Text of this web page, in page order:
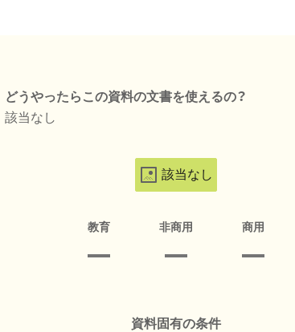
どうやったらこの資料の文書を使えるの？
該当なし
該当なし
教育 非商用 商用
資料固有の条件